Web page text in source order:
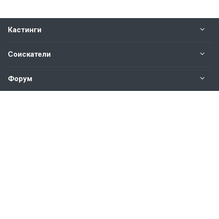
Кастинги
Соискатели
Форум